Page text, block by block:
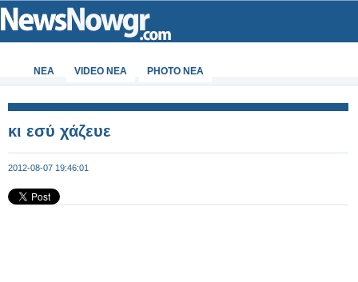
ΝΕΑ VIDEO NEA PHOTO NEA
κι εσύ χάζευε
2012-08-07 19:46:01